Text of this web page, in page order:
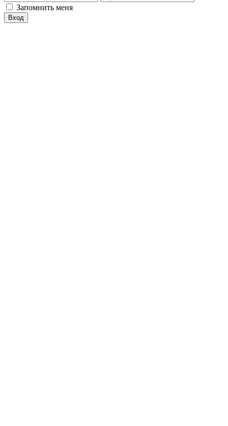
Запомнить меня
Вход